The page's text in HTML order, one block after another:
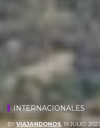
INTERNACIONALES
BY VIAJANDONOS 19 JULIO,